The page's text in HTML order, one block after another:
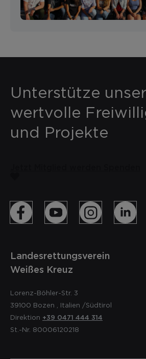
Unterstütze
wertvolle
und Projekte
Landesrettungsverein
Weißes Kreuz
Lorenz-Böhler-Str. 3
39100 Bozen Italien /Südtirol
Direktion +39 0471 444 314
St.-Nr. 80006120218